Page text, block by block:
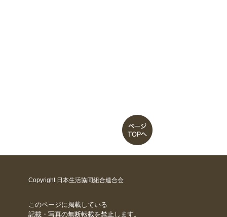
Copyright 日本生活協同組合連合会
このページに掲載している
記載・写真の無断転載を禁止します。